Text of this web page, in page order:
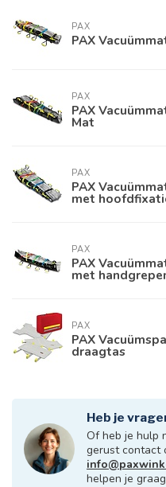
PAX
PAX
PAX
PAX
Mat
PAX
PAX
met
PAX
PAX
met
PAX
PAX
draagtas
Heb je
Of heb je hulp
gerust contact
helpen je